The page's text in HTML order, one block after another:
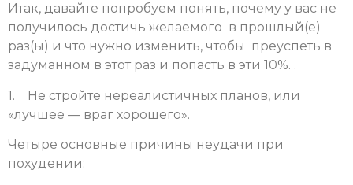
Итак, давайте попробуем понять, почему у вас не
получилось достичь желаемого в прошлый(е)
раз(ы) и что нужно изменить, чтобы преуспеть в
задуманном в этот раз и попасть в эти 10%. .
1. Не стройте нереалистичных планов, или
«лучшее — враг хорошего».
Четыре основные причины неудачи при
похудении: